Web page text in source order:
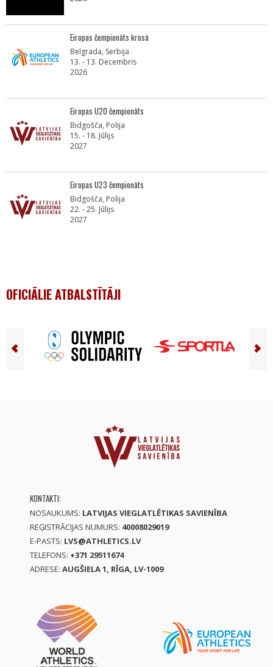
Eiropas čempionāts krosā
Belgrada, Serbija
13. - 13. Decembris
2026
Eiropas U20 čempionāts
Bidgošča, Polija
15. - 18. Jūlijs
2027
Eiropas U23 čempionāts
Bidgošča, Polija
22. - 25. Jūlijs
2027
OFICIĀLIE ATBALSTĪTĀJI
KONTAKTI:
NOSAUKUMS: LATVIJAS VIEGLATLĒTIKAS SAVIENĪBA
REĢISTRĀCIJAS NUMURS: 40008029019
E-PASTS: LVS@ATHLETICS.LV
TELEFONS: +371 29511674
ADRESE: AUGŠIELA 1, RĪGA, LV-1009